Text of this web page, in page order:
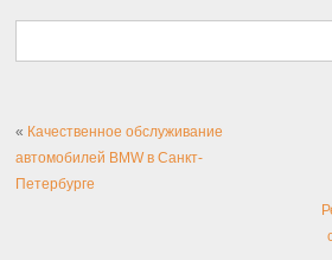
« Качественное обслуживание
автомобилей BMW в Санкт-
Петербурге